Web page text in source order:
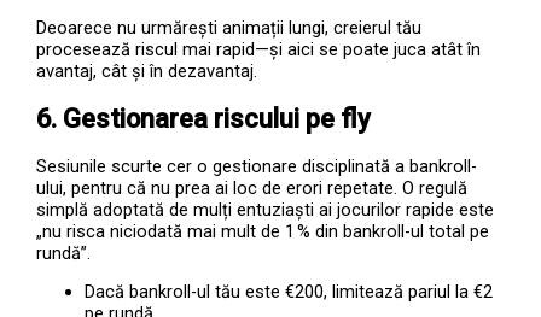
Deoarece nu urmărești animații lungi, creierul tău
procesează riscul mai rapid—și aici se poate juca atât în
avantaj, cât și în dezavantaj.
6. Gestionarea riscului pe fly
Sesiunile scurte cer o gestionare disciplinată a bankroll-
ului, pentru că nu prea ai loc de erori repetate. O regulă
simplă adoptată de mulți entuziaști ai jocurilor rapide este
„nu risca niciodată mai mult de 1 % din bankroll-ul total pe
rundă”.
Dacă bankroll-ul tău este €200, limitează pariul la €2